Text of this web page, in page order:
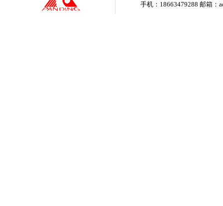
手机：18663479288 邮箱：